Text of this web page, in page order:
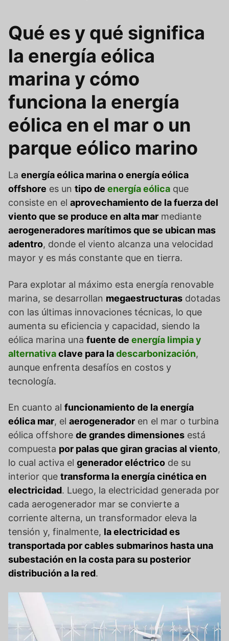
Qué es y qué significa
la energía eólica
marina y cómo
funciona la energía
eólica en el mar o un
parque eólico marino
La energía eólica marina o energía eólica
offshore es un tipo de energía eólica que
consiste en el aprovechamiento de la fuerza del
viento que se produce en alta mar mediante
aerogeneradores marítimos que se ubican mas
adentro, donde el viento alcanza una velocidad
mayor y es más constante que en tierra.
Para explotar al máximo esta energía renovable
marina, se desarrollan megaestructuras dotadas
con las últimas innovaciones técnicas, lo que
aumenta su eficiencia y capacidad, siendo la
eólica marina una fuente de energía limpia y
alternativaclave para ladescarbonización,
aunque enfrenta desafíos en costos y
tecnología.
En cuanto al funcionamiento de la energía
eólica mar, el aerogenerador en el mar o turbina
eólica offshore de grandes dimensiones está
compuesta por palas que giran gracias al viento,
lo cual activa el generador eléctrico de su
interior que transforma la energía cinética en
electricidad. Luego, la electricidad generada por
cada aerogenerador mar se convierte a
corriente alterna, un transformador eleva la
tensión y, finalmente, la electricidad es
transportada por cables submarinos hasta una
subestación en la costa para su posterior
distribución a la red.